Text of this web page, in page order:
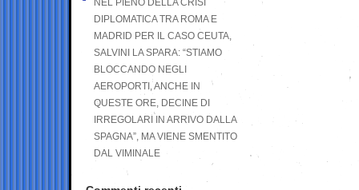
NEL PIENO DELLA CRISI
DIPLOMATICA TRA ROMA E
MADRID PER IL CASO CEUTA,
SALVINI LA SPARA: “STIAMO
BLOCCANDO NEGLI
AEROPORTI, ANCHE IN
QUESTE ORE, DECINE DI
IRREGOLARI IN ARRIVO DALLA
SPAGNA”, MA VIENE SMENTITO
DAL VIMINALE